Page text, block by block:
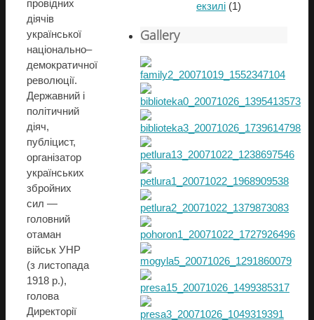
провідних
діячів
української
національно–
демократичної
революції.
Державний і
політичний
діяч,
публіцист,
організатор
українських
збройних
сил —
головний
отаман
військ УНР
(з листопада
1918 р.),
голова
Директорії
екзилі (1)
Gallery